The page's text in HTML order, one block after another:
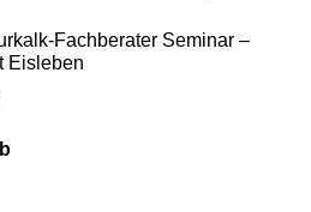
Fachberater Seminar –
Eisleben